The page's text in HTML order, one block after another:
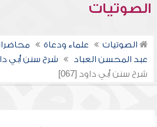
الصوتيات
الصوتيات علماء ودعاة
عبد المحسن العباد
شرح سنن أبي
شرح سنن أبي داود [067]